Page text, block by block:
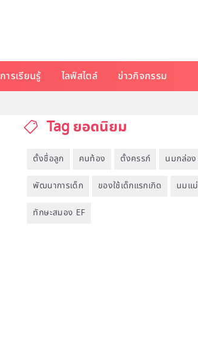
การเรียนรู้ ไลฟ์สไตล์ ข่าวกิจกรรม
Tag ยอดนิยม
ตั้งชื่อลูก คนท้อง ตั้งครรภ์ นมกล่อง
พัฒนาการเด็ก ของใช้เด็กแรกเกิด นมแม่
ทักษะสมอง EF